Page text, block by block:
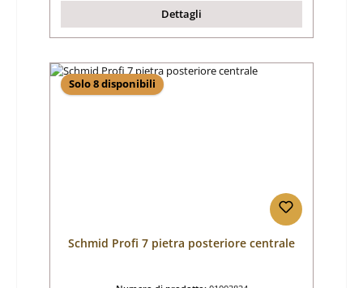
Dettagli
Solo 8 disponibili
Schmid Profi 7 pietra posteriore centrale